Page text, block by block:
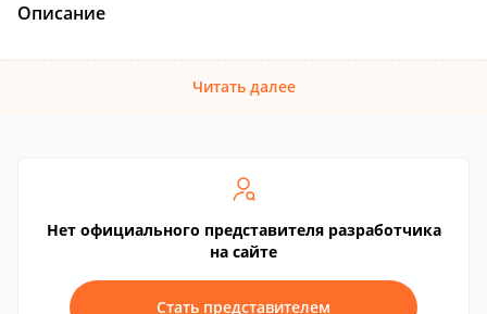
Описание
Читать далее
Нет официального представителя разработчика
на сайте
Стать представителем